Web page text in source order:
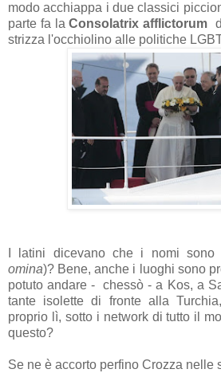
modo acchiappa i due classici
parte fa la Consolatrix afflictorum
strizza l'occhiolino alle politiche
I latini dicevano che i nomi sono
omina)? Bene, anche i luoghi sono
potuto andare - chessò - a Kos, a
tante isolette di fronte alla
proprio lì, sotto i network di tutto il
questo?
Se ne è accorto perfino Crozza nelle